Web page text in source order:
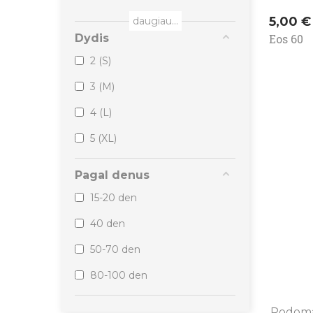
Lady Kama
Sisi
Wola
Mona
Mura
daugiau...
Dydis
2 (S)
3 (M)
4 (L)
5 (XL)
Pagal denus
15-20 den
40 den
50-70 den
80-100 den
Kaina
5,00 €
Eos 60